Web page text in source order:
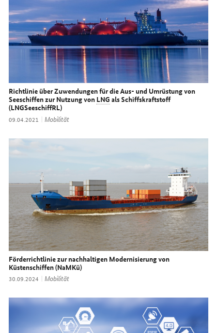
Richtlinie über Zuwendungen für die Aus- und Umrüstung von
Seeschiffen zur Nutzung von LNG als Schiffskraftstoff
(LNGSeeschiffRL)
Datum:
09.04.2021 Thema:
Mobilität
Förderrichtlinie zur nachhaltigen Modernisierung von
Küstenschiffen (NaMKü)
Datum:
30.09.2024 Thema:
Mobilität